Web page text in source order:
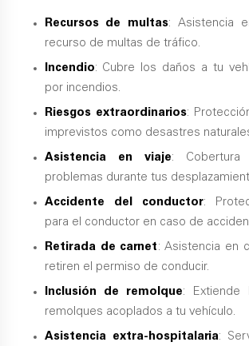
Recursos de multas: Asistencia
recurso de multas de tráfico.
Incendio: Cubre los daños a tu
por incendios.
Riesgos extraordinarios:
imprevistos como desastres
Asistencia en viaje:
problemas durante tus
Accidente del conductor:
para el conductor en caso de
Retirada de carnet : Asistencia en
retiren el permiso de conducir.
Inclusión de remolque: Extiende
remolques acoplados a tu vehículo.
Asistencia extra-hospitalaria: